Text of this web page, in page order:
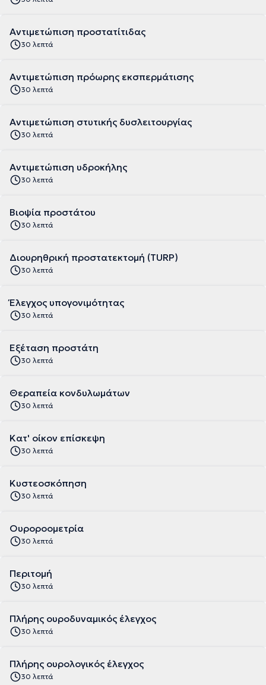
Αντιμετώπιση προστατίτιδας
30 λεπτά
Αντιμετώπιση πρόωρης εκσπερμάτισης
30 λεπτά
Αντιμετώπιση στυτικής δυσλειτουργίας
30 λεπτά
Αντιμετώπιση υδροκήλης
30 λεπτά
Βιοψία προστάτου
30 λεπτά
Διουρηθρική προστατεκτομή (TURP)
30 λεπτά
Έλεγχος υπογονιμότητας
30 λεπτά
Εξέταση προστάτη
30 λεπτά
Θεραπεία κονδυλωμάτων
30 λεπτά
Κατ' οίκον επίσκεψη
30 λεπτά
Κυστεοσκόπηση
30 λεπτά
Ουροροομετρία
30 λεπτά
Περιτομή
30 λεπτά
Πλήρης ουροδυναμικός έλεγχος
30 λεπτά
Πλήρης ουρολογικός έλεγχος
30 λεπτά